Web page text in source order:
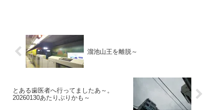
溜池山王を離脱～
とある歯医者へ行ってましたあ～。
20260130あたりぶりかも～